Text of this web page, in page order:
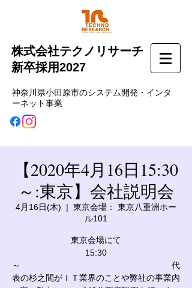
株式会社テクノリサーチ
新卒採用2027
神奈川県小田原市のシステム開発・インタ
ーネット事業
【2020年4月16日15:30
～:東京】会社説明会
4月16日(木)
  |
東京会場： 東京八重洲ホー
ル101
東京会場にて
15:30
～ 代
表の杉之間がＩＴ業界のことや弊社の事業内